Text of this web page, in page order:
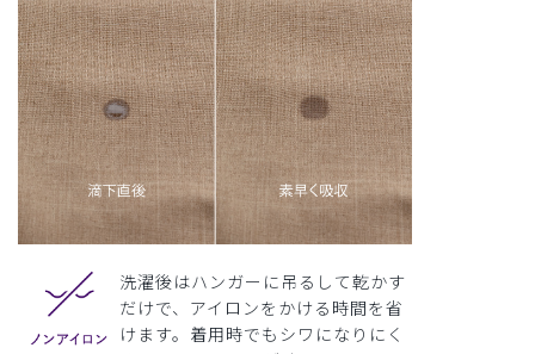
洗濯後はハンガーに吊るして乾かす
だけで、アイロンをかける時間を省
けます。着用時でもシワになりにく